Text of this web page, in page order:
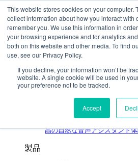
This website stores cookies on your computer.
collect information about how you interact with
remember you. We use this information in
your browsing experience and for analytics
both on this website and other media. To find
use, see our Privacy Policy.
If you decline, your information won’t be
website. A single cookie will be used in
your preference not to be tracked.
Accept
Skip To Content
Toggle
プラットフォーム/製品
プラットフォーム/製品
UXプラットフォーム
Cerence xUI™ ハ
自動車の音声アシスタントをレ
Cerence Assistant あ
高の自然な音声アシスタント
製品